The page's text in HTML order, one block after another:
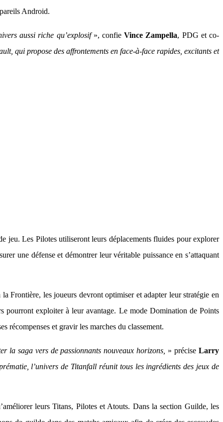
Android.
aussi riche qu’explosif», confieVince Zampella, PDG et co-
qui propose des affrontements en face-à-face rapides, excitants et
jeu. Les Pilotes utiliseront leurs déplacements fluides pour explorer
une défense et démontrer leur véritable puissance en s’attaquant
Frontière, les joueurs devront optimiser et adapter leur stratégie en
pourront exploiter à leur avantage. Le mode Domination de Points
récompenses et gravir les marches du classement.
la saga vers de passionnants nouveaux horizons, » préciseLarry
l’univers de Titanfall réunit tous les ingrédients des jeux de
leurs Titans, Pilotes et Atouts. Dans la section Guilde, les